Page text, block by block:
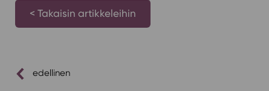
< Takaisin artikkeleihin
edellinen